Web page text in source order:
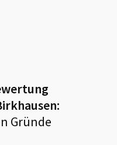
:
Gründe